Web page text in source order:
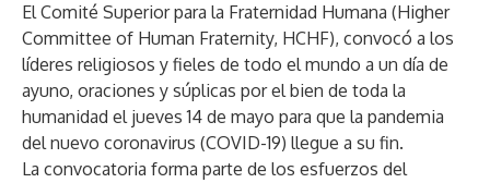
El Comité Superior para la Fraternidad Humana (Higher
Committee of Human Fraternity, HCHF), convocó a los
líderes religiosos y fieles de todo el mundo a un día de
ayuno, oraciones y súplicas por el bien de toda la
humanidad el jueves 14 de mayo para que la pandemia
del nuevo coronavirus (COVID-19) llegue a su fin.
La convocatoria forma parte de los esfuerzos del